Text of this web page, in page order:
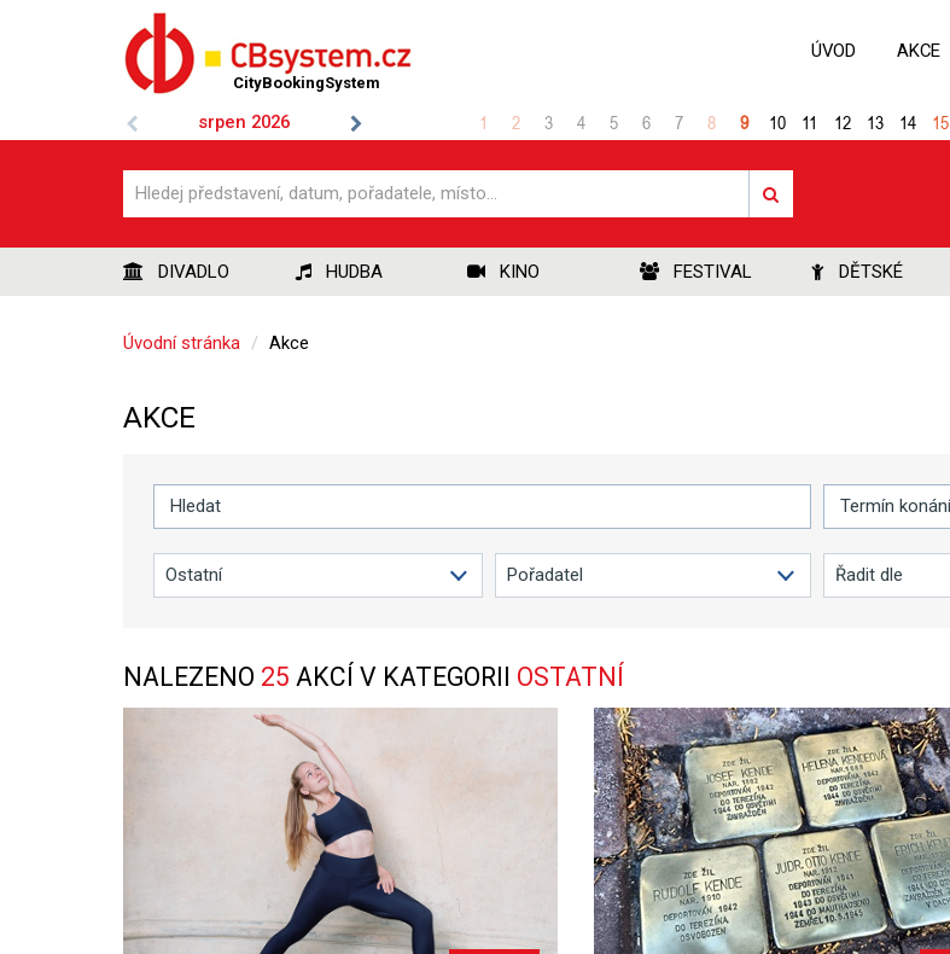
CityBookingSystem
ÚVOD AKCE
srpen 2026 1 2 3 4 5 6 7 8 9 10 11 12 13 14 15
DIVADLO HUDBA KINO FESTIVAL DĚTSKÉ
Úvodní stránka Akce
AKCE
NALEZENO 25 AKCÍ V KATEGORII OSTATNÍ